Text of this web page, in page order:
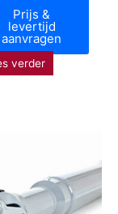
Prijs &
levertijd
aanvragen
verder